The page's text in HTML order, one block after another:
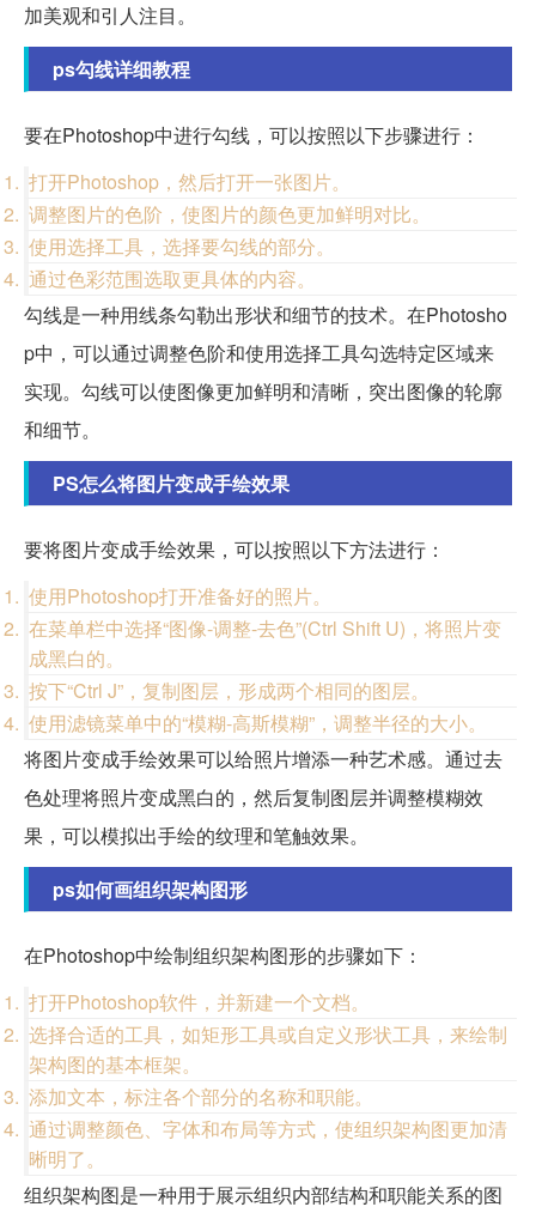
加美观和引人注目。
ps勾线详细教程
要在Photoshop中进行勾线，可以按照以下步骤进行：
打开Photoshop，然后打开一张图片。
调整图片的色阶，使图片的颜色更加鲜明对比。
使用选择工具，选择要勾线的部分。
通过色彩范围选取更具体的内容。
勾线是一种用线条勾勒出形状和细节的技术。在Photosho
p中，可以通过调整色阶和使用选择工具勾选特定区域来
实现。勾线可以使图像更加鲜明和清晰，突出图像的轮廓
和细节。
PS怎么将图片变成手绘效果
要将图片变成手绘效果，可以按照以下方法进行：
使用Photoshop打开准备好的照片。
在菜单栏中选择“图像-调整-去色”(Ctrl Shift U)，将照片变
成黑白的。
按下“Ctrl J”，复制图层，形成两个相同的图层。
使用滤镜菜单中的“模糊-高斯模糊”，调整半径的大小。
将图片变成手绘效果可以给照片增添一种艺术感。通过去
色处理将照片变成黑白的，然后复制图层并调整模糊效
果，可以模拟出手绘的纹理和笔触效果。
ps如何画组织架构图形
在Photoshop中绘制组织架构图形的步骤如下：
打开Photoshop软件，并新建一个文档。
选择合适的工具，如矩形工具或自定义形状工具，来绘制
架构图的基本框架。
添加文本，标注各个部分的名称和职能。
通过调整颜色、字体和布局等方式，使组织架构图更加清
晰明了。
组织架构图是一种用于展示组织内部结构和职能关系的图